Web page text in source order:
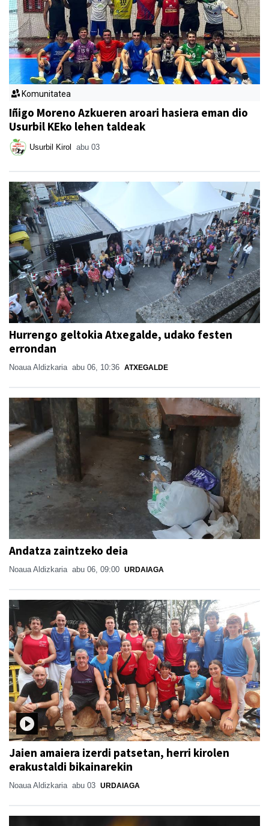
Komunitatea
Iñigo Moreno Azkueren aroari hasiera eman dio
Usurbil KEko lehen taldeak
Usurbil Kirol abu 03
Hurrengo geltokia Atxegalde, udako festen
errondan
Noaua Aldizkaria abu 06, 10:36 ATXEGALDE
Andatza zaintzeko deia
Noaua Aldizkaria abu 06, 09:00 URDAIAGA
Jaien amaiera izerdi patsetan, herri kirolen
erakustaldi bikainarekin
Noaua Aldizkaria abu 03 URDAIAGA